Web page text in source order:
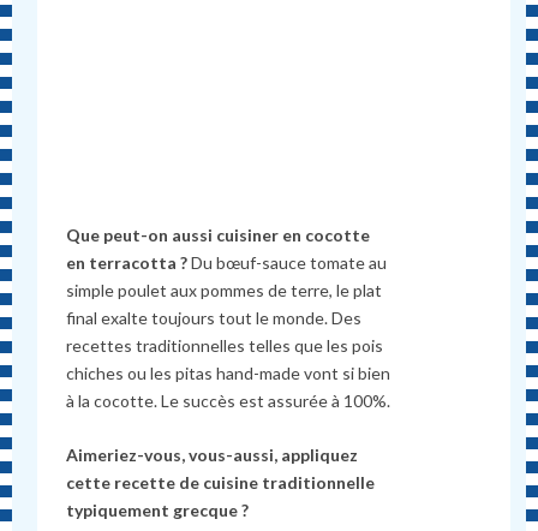
Que peut-on aussi cuisiner en cocotte
en terracotta ?Du bœuf-sauce tomate au
simple poulet aux pommes de terre, le plat
final exalte toujours tout le monde. Des
recettes traditionnelles telles que les pois
chiches ou les pitas hand-made vont si bien
à la cocotte. Le succès est assurée à 100%.
Aimeriez-vous, vous-aussi, appliquez
cette recette de cuisine traditionnelle
typiquement grecque ?